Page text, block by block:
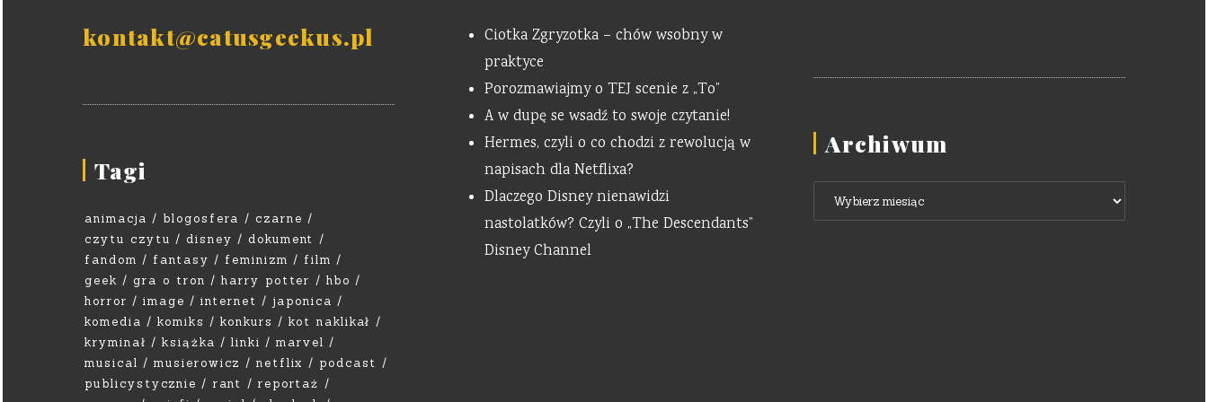
kontakt@catusgeekus.pl
Tagi
animacja blogosfera
czarne
czytu czytu
disney
dokument
fandom
fantasy feminizm
film
geek
gra o tron harry potter
hbo
horror
image internet
japonica
komedia
komiks konkurs
kot naklikał
kryminał
książka linki
marvel
musical
musierowicz netflix
podcast
publicystycznie
rant
reportaż
Ciotka Zgryzotka – chów wsobny w
praktyce
Porozmawiajmy o TEJ scenie z „To”
A w dupę se wsadź to swoje czytanie!
Hermes, czyli o co chodzi z rewolucją w
napisach dla Netflixa?
Dlaczego Disney nienawidzi
nastolatków? Czyli o „The Descendants”
Disney Channel
Archiwum
Archiwum